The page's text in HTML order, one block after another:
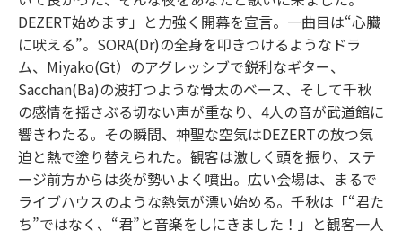
DEZERT始めます」と力強く開幕を宣言。一曲目は“心臓
に吠える”。SORA(Dr)の全身を叩きつけるようなドラ
ム、Miyako(Gt）のアグレッシブで鋭利なギター、
Sacchan(Ba)の波打つような骨太のベース、そして千秋
の感情を揺さぶる切ない声が重なり、4人の音が武道館に
響きわたる。その瞬間、神聖な空気はDEZERTの放つ気
迫と熱で塗り替えられた。観客は激しく頭を振り、ステ
ージ前方からは炎が勢いよく噴出。広い会場は、まるで
ライブハウスのような熱気が漂い始める。千秋は「“君た
ち”ではなく、“君”と音楽をしにきました！」と観客一人